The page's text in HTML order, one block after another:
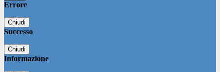
Errore
Chiudi
Successo
Chiudi
Informazione